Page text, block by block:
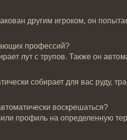
другим игроком, он
профессий?
лут с трупов. Также он
собирает для вас руду,
воскрешаться?
профиль на определенную